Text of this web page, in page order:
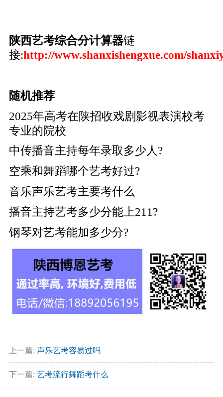
陕西艺考综合分计算器链
接:http://www.shanxishengxue.com/
随机推荐
2025年高考在陕招收戏剧影视表演校考
专业的院校
中传播音主持每年录取多少人?
空乘和舞蹈哪个艺考好过?
音乐声乐艺考主要考什么
播音主持艺考多少分能上211?
钢琴对艺考能加多少分?
上一篇: 声乐艺考容易过吗
下一篇: 艺考流行舞蹈考什么